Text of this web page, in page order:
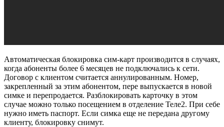
Автоматическая блокировка сим-карт производится в случаях,
когда абоненты более 6 месяцев не подключались к сети.
Договор с клиентом считается аннулированным. Номер,
закрепленный за этим абонентом, пере выпускается в новой
симке и перепродается. Разблокировать карточку в этом
случае можно только посещением в отделение Теле2. При себе
нужно иметь паспорт. Если симка еще не передана другому
клиенту, блокировку снимут.